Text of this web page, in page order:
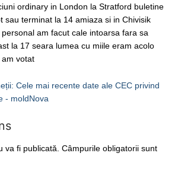
ordinary in London la Stratford buletine
sau terminat la 14 amiaza si in Chivisik
personal am facut cale intoarsa fara sa
la 17 seara lumea cu miile eram acolo
votat
Cele mai recente date ale CEC privind
- moldNova
va fi publicată. Câmpurile obligatorii sunt